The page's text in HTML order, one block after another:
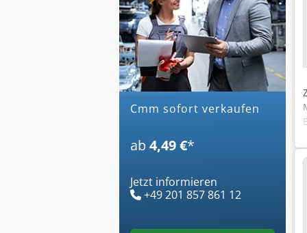
cmm sofort verkaufen
ab 4,49 €*
Jetzt informieren
+49 201 857 861 12